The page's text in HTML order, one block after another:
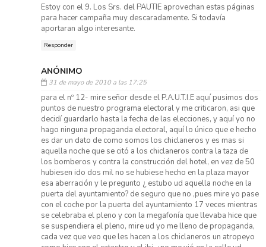
Estoy con el 9. Los Srs. del PAUTIE aprovechan estas páginas
para hacer campaña muy descaradamente. Si todavía
aportaran algo interesante.
Responder
ANÓNIMO
31 de mayo de 2010 a las 17:25
para el nº 12- mire señor desde el P.A.U.T.I.E aquí pusimos dos
puntos de nuestro programa electoral y me criticaron, asi que
decidí guardarlo hasta la fecha de las elecciones, y aquí yo no
hago ninguna propaganda electoral, aquí lo único que e hecho
es dar un dato de como somos los chiclaneros y es mas si
aquella noche que se citó a los chiclaneros contra la taza de
los bomberos y contra la construcción del hotel, en vez de 50
hubiesen ido dos mil no se hubiese hecho en la plaza mayor
esa aberración y le pregunto ¿ estubo ud aquella noche en la
puerta del ayuntamiento? de seguro que no ,pues mire yo pase
con el coche por la puerta del ayuntamiento 17 veces mientras
se celebraba el pleno y con la megafonía que llevaba hice que
se suspendiera el pleno, mire ud yo me lleno de propaganda,
cada vez que veo que les hacen a los chiclaneros un atropeyo